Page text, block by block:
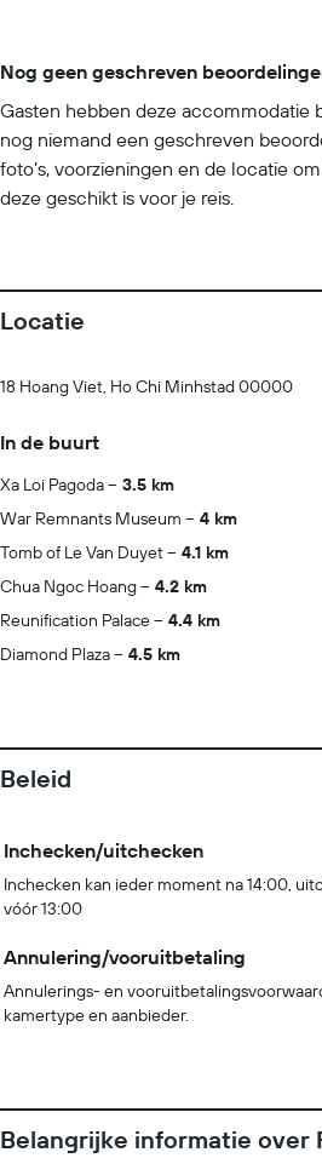
Nog geen geschreven
Gasten hebben deze accommodatie
nog niemand een geschreven
foto’s, voorzieningen en de locatie
deze geschikt is voor je reis.
Locatie
18 Hoang Viet, Ho Chi Minhstad 00000
In de buurt
Xa Loi Pagoda
3.5 km
War Remnants Museum
4 km
Tomb of Le Van Duyet
4.1 km
Chua Ngoc Hoang
4.2 km
Reunification Palace
4.4 km
Diamond Plaza
4.5 km
Beleid
Inchecken/uitchecken
Inchecken kan ieder moment na 14:00,
vóór 13:00
Annulering/vooruitbetaling
Annulerings- en
kamertype en aanbieder.
Belangrijke informatie over